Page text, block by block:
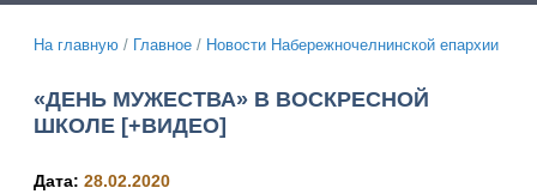
На главную / Главное / Новости Набережночелнинской епархии
«ДЕНЬ МУЖЕСТВА» В ВОСКРЕСНОЙ
ШКОЛЕ [+ВИДЕО]
Дата: 28.02.2020